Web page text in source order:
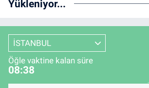
Yükleniyor...
İSTANBUL
Öğle vaktine kalan süre
08:37